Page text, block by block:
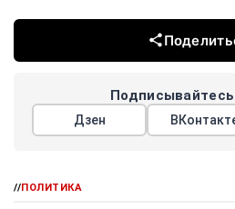
Дзен
//ПОЛИТИКА